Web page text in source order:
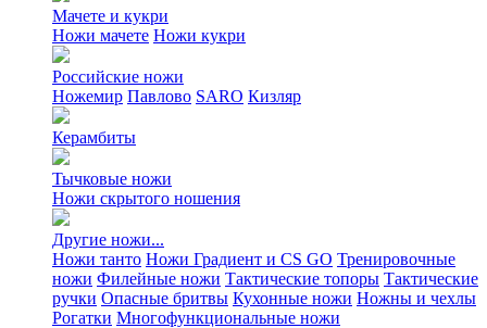
Мачете и кукри
Ножи мачете Ножи кукри
Российские ножи
Ножемир Павлово SARO Кизляр
Керамбиты
Тычковые ножи
Ножи скрытого ношения
Другие ножи...
Ножи танто Ножи Градиент и CS GO Тренировочные
ножи Филейные ножи Тактические топоры Тактические
ручки Опасные бритвы Кухонные ножи Ножны и чехлы
Рогатки Многофункциональные ножи